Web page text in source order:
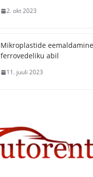
2. okt 2023
Mikroplastide
ferrovedeliku abil
11. juuli 2023